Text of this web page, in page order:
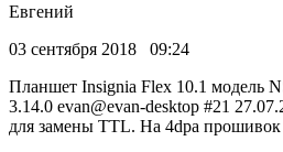
Евгений
03 сентября 2018 09:24
Планшет Insignia Flex 10.1 модель
3.14.0 evan@evan-desktop #21
для замены TTL. На 4dpa